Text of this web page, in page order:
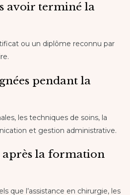
avoir terminé la
ou un diplôme reconnu par
pendant la
les techniques de soins, la
et gestion administrative.
après la formation
que l’assistance en chirurgie, les